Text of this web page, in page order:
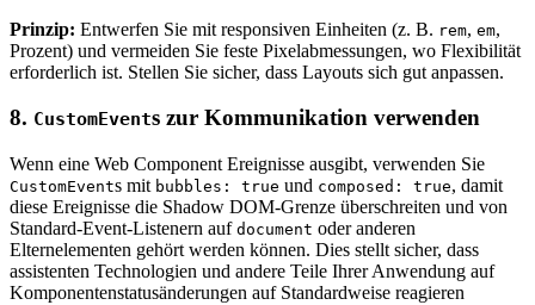
Prinzip: Entwerfen Sie mit responsiven Einheiten (z. B. rem, em,
Prozent) und vermeiden Sie feste Pixelabmessungen, wo Flexibilität
erforderlich ist. Stellen Sie sicher, dass Layouts sich gut anpassen.
8. CustomEvents zur Kommunikation verwenden
Wenn eine Web Component Ereignisse ausgibt, verwenden Sie
CustomEvents mit bubbles: true und composed: true, damit
diese Ereignisse die Shadow DOM-Grenze überschreiten und von
Standard-Event-Listenern auf document oder anderen
Elternelementen gehört werden können. Dies stellt sicher, dass
assistenten Technologien und andere Teile Ihrer Anwendung auf
Komponentenstatusänderungen auf Standardweise reagieren